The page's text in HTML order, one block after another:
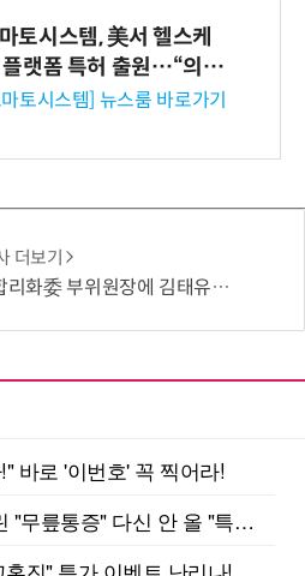
토시스템, 美서 헬스케
플랫폼 특허 출원…“의료
·보험사 공략”
토시스템] 뉴스룸 바로가기
더보기
위원장에 김태유 서울대 공대 교수 위촉